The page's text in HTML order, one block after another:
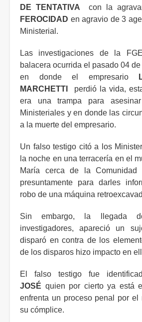
DE TENTATIVA con la
FEROCIDAD en agravio de 3
Ministerial.
Las investigaciones de la
balacera ocurrida el pasado 04
en donde el empresario
MARCHETTI
perdió la vida,
era una trampa para
Ministeriales y en donde las
a la muerte del empresario.
Un falso testigo citó a los
la noche en una terracería en el
María cerca de la Comunidad
presuntamente para darles
robo de una máquina
Sin embargo, la llegada
investigadores, apareció un
disparó en contra de los
de los disparos hizo impacto en
El falso testigo fue
JOSÉ quien por cierto ya está
enfrenta un proceso penal por el
su cómplice.